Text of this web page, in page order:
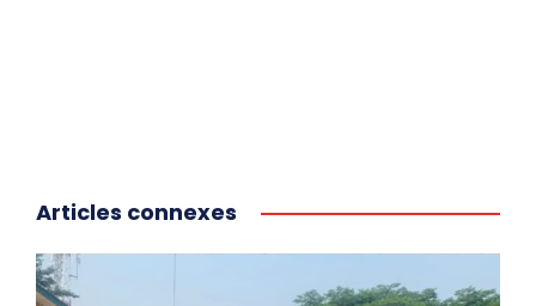
Articles connexes